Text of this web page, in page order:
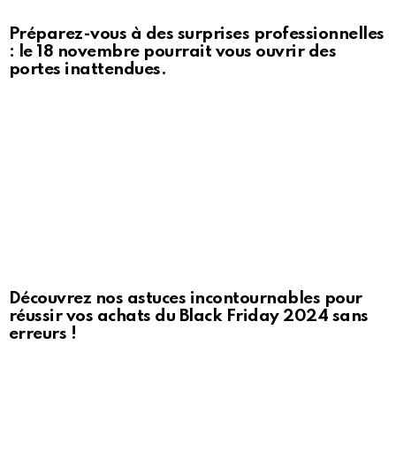
Préparez-vous à des surprises professionnelles
: le 18 novembre pourrait vous ouvrir des
portes inattendues.
Découvrez nos astuces incontournables pour
réussir vos achats du Black Friday 2024 sans
erreurs !